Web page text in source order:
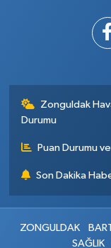
Zonguldak
Durumu
Puan Durumu
Son Dakika
ZONGULDAK
SAĞLIK